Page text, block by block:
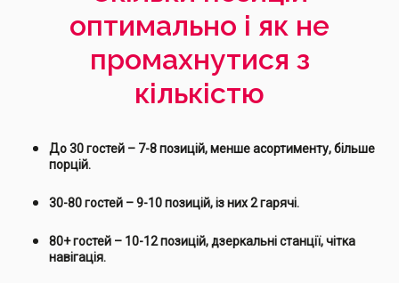
оптимально і як не
промахнутися з
кількістю
До 30 гостей – 7-8 позицій, менше асортименту, більше
порцій.
30-80 гостей – 9-10 позицій, із них 2 гарячі.
80+ гостей – 10-12 позицій, дзеркальні станції, чітка
навігація.